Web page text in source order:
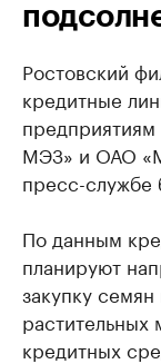
Ростовский
кредитные
МЭЗ» и ОАО
пресс-службе
По данным
планируют
закупку
растительных
кредитных